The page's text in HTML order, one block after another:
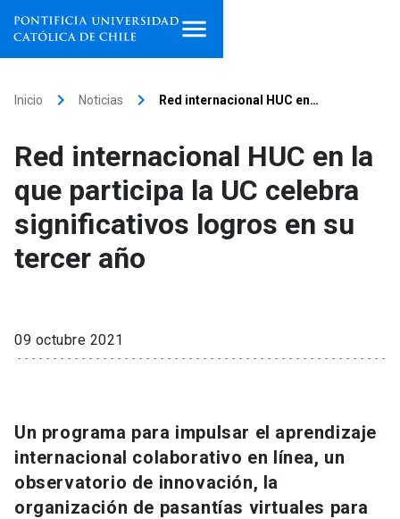
Facultades, escuelas e
institutos
Investigación
Información para keyboard_arrow_down
Futuros estudiantes
Go to english site launch
Inicio keyboard_arrow_right Noticias keyboard_arrow_right Red internacional HUC en…
Red internacional HUC en la
que participa la UC celebra
significativos logros en su
tercer año
09 octubre 2021
Un programa para impulsar el aprendizaje
internacional colaborativo en línea, un
observatorio de innovación, la
organización de pasantías virtuales para